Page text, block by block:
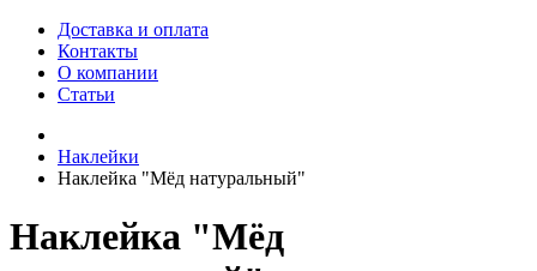
Доставка и оплата
Контакты
О компании
Статьи
Наклейки
Наклейка "Мёд натуральный"
Наклейка "Мёд